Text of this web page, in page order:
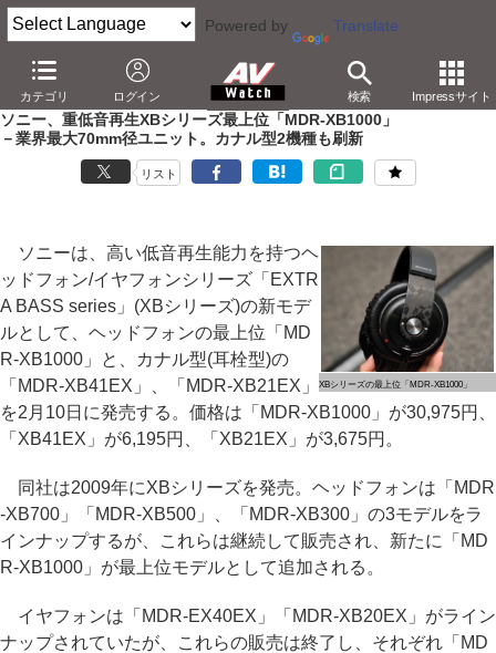
Powered by Translate
カテゴリ ログイン 検索 Impressサイト
AV Watch 製品 ヘッドフォン
ソニー
ソニー、重低音再生XBシリーズ最上位「MDR-XB1000」
－業界最大70mm径ユニット。カナル型2機種も刷新
リスト
XBシリーズの最上位「MDR-XB1000」
ソニーは、高い低音再生能力を持つヘ
ッドフォン/イヤフォンシリーズ「EXTR
A BASS series」(XBシリーズ)の新モデ
ルとして、ヘッドフォンの最上位「MD
R-XB1000」と、カナル型(耳栓型)の
「MDR-XB41EX」、「MDR-XB21EX」
を2月10日に発売する。価格は「MDR-XB1000」が30,975円、
「XB41EX」が6,195円、「XB21EX」が3,675円。
同社は2009年にXBシリーズを発売。ヘッドフォンは「MDR
-XB700」「MDR-XB500」、「MDR-XB300」の3モデルをラ
インナップするが、これらは継続して販売され、新たに「MD
R-XB1000」が最上位モデルとして追加される。
イヤフォンは「MDR-EX40EX」「MDR-XB20EX」がライン
ナップされていたが、これらの販売は終了し、それぞれ「MD